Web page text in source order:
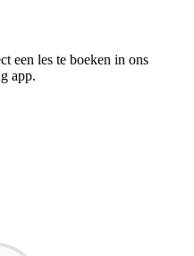
een les te boeken in ons
app.